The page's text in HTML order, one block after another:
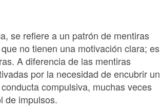
se refiere a un patrón de mentiras
no tienen una motivación clara; es
A diferencia de las mentiras
por la necesidad de encubrir un
compulsiva, muchas veces
de impulsos.